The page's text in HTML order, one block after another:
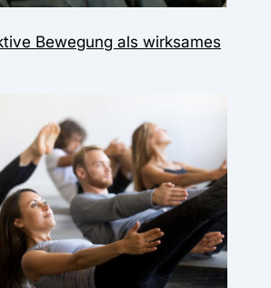
Bewegung als wirksames